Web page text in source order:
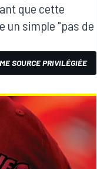
que cette
un simple "pas de
SOURCE PRIVILÉGIÉE